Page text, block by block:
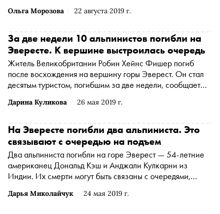
Ольга Морозова 22 августа 2019 г.
Дарина Куликова 26 мая 2019 г.
За две недели 10 альпинистов погибли на
Эвересте. К вершине выстроилась очередь
Житель Великобритании Робин Хейнс Фишер погиб
после восхождения на вершину горы Эверест. Он стал
десятым туристом, погибшим за две недели, сообщает
Дарья Миколайчук 24 мая 2019 г.
На Эвересте погибли два альпиниста. Это
связывают с очередью на подъем
Два альпиниста погибли на горе Эверест — 54-летние
американец Дональд Кэш и Анджали Кулкарни из
Индии. Их смерти могут быть связаны с очередями,
погоды, сообщает The New York Times